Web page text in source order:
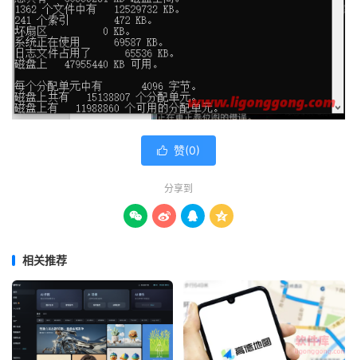
 赞(0)
分享到
   
相关推荐